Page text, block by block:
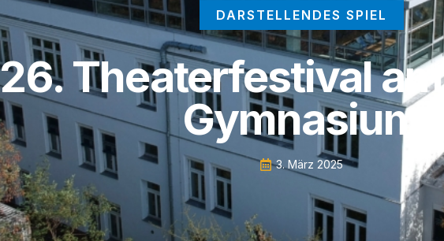
DARSTELLENDES SPIEL
Theaterfestival
Gymnasium
3. März 2025